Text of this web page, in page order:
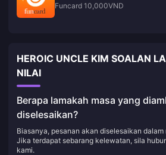
Funcard 10,000VND
HEROIC UNCLE KIM SOALAN
NILAI
Berapa lamakah masa yang
diselesaikan?
Biasanya, pesanan akan diselesaikan dalam
Jika terdapat sebarang kelewatan, sila
kami.